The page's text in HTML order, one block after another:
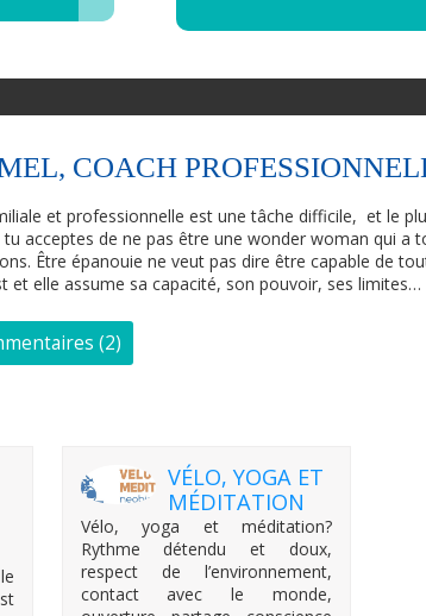
COACH
et professionnelle est une tâche difficile, et le
acceptes de ne pas être une wonder woman qui a
Être épanouie ne veut pas dire être capable de
et elle assume sa capacité, son pouvoir, ses limites…
(2)
VÉLO, YOGA ET
MÉDITATION
Vélo, yoga et méditation?
Rythme détendu et doux,
respect de l’environnement,
contact avec le monde,